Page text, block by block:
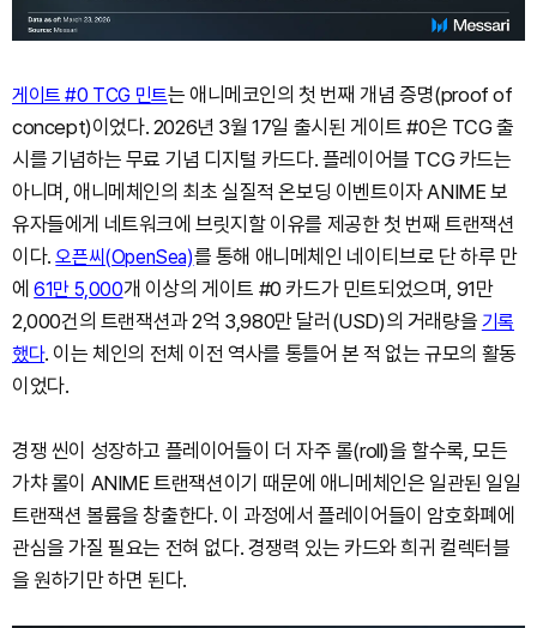
게이트 #0 TCG 민트는 애니메코인의 첫 번째 개념 증명(proof of
concept)이었다. 2026년 3월 17일 출시된 게이트 #0은 TCG 출
시를 기념하는 무료 기념 디지털 카드다. 플레이어블 TCG 카드는
아니며, 애니메체인의 최초 실질적 온보딩 이벤트이자 ANIME 보
유자들에게 네트워크에 브릿지할 이유를 제공한 첫 번째 트랜잭션
이다.오픈씨(OpenSea)를 통해 애니메체인 네이티브로 단 하루 만
에61만 5,000개 이상의 게이트 #0 카드가 민트되었으며, 91만
2,000건의 트랜잭션과 2억 3,980만 달러(USD)의 거래량을 기록
했다. 이는 체인의 전체 이전 역사를 통틀어 본 적 없는 규모의 활동
이었다.
경쟁 씬이 성장하고 플레이어들이 더 자주 롤(roll)을 할수록, 모든
가챠 롤이 ANIME 트랜잭션이기 때문에 애니메체인은 일관된 일일
트랜잭션 볼륨을 창출한다. 이 과정에서 플레이어들이 암호화폐에
관심을 가질 필요는 전혀 없다. 경쟁력 있는 카드와 희귀 컬렉터블
을 원하기만 하면 된다.